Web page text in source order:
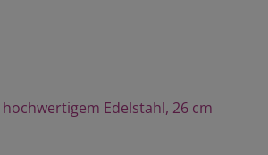
Edelstahl, 26 cm